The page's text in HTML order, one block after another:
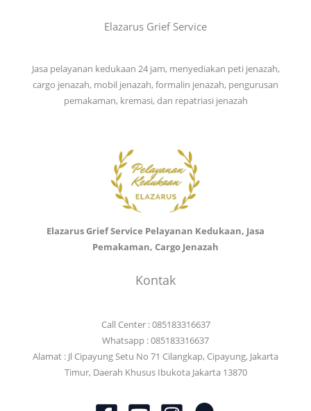
Elazarus Grief Service
Jasa pelayanan kedukaan 24 jam, menyediakan peti jenazah,
cargo jenazah, mobil jenazah, formalin jenazah, pengurusan
pemakaman, kremasi, dan repatriasi jenazah
Elazarus Grief Service Pelayanan Kedukaan, Jasa
Pemakaman, Cargo Jenazah
Kontak
Call Center : 085183316637
Whatsapp : 085183316637
Alamat : Jl Cipayung Setu No 71 Cilangkap, Cipayung, Jakarta
Timur, Daerah Khusus Ibukota Jakarta 13870